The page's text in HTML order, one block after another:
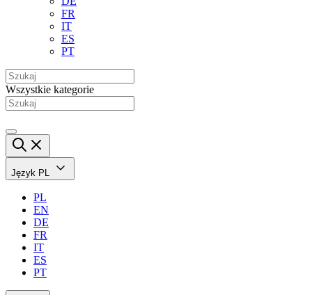
FR
IT
ES
PT
Wszystkie kategorie
Język PL
PL
EN
DE
FR
IT
ES
PT